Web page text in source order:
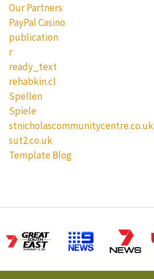
Our Partners
PayPal Casino
publication
r
ready_text
rehabkin.cl
Spellen
Spiele
stnicholascommunitycentre.co.uk
sut2.co.uk
Template Blog